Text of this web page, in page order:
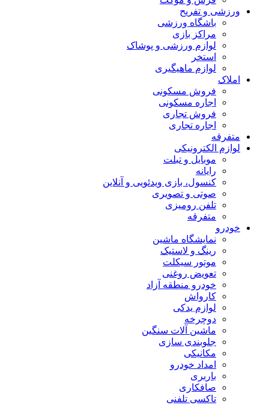
ورزشی و تفریح
باشگاه ورزشی
مراکز بازی
لوازم ورزشی و پوشاک
استخر
لوازم ماهیگیری
املاک
فروش مسکونی
اجاره مسکونی
فروش تجاری
اجاره تجاری
متفرقه
لوازم الکترونیکی
موبایل و تبلت
رایانه
کنسول، بازی‌ ویدئویی و آنلاین
صوتی و تصویری
تلفن رومیزی
متفرقه
خودرو
نمایشگاه ماشین
رینگ و لاستیک
موتور سیکلت
تعویض روغنی
خودرو منطقه آزاد
کارواش
لوازم یدکی
دوچرخه
ماشین آلات سنگین
جلوبندی سازی
مکانیکی
امداد خودرو
باربری
صافکاری
تاکسی تلفنی